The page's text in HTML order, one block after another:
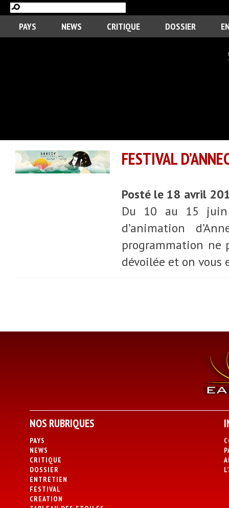
PAYS NEWS CRITIQUE DOSSIER
FESTIVAL
Posté le 18 avril
Du 10 au 15
d’animation
programmation ne
dévoilée et on vous
NOS RUBRIQUES
PAYS
NEWS
CRITIQUE
DOSSIER
ENTRETIEN
FESTIVAL
CREATION